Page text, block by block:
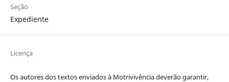
Seção
Expediente
Licença
Os autores dos textos enviados à Motrivivência deverão garantir,